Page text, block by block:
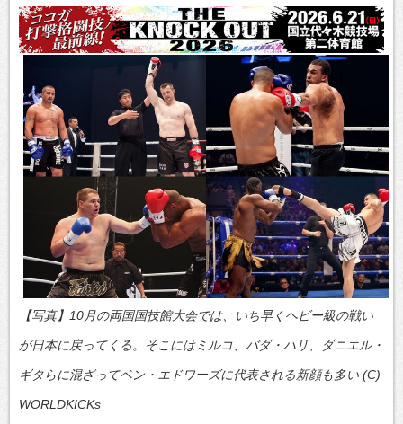
【写真】10月の両国国技館大会では、いち早くヘビー級の戦い
が日本に戻ってくる。そこにはミルコ、バダ・ハリ、ダニエル・
ギタらに混ざってベン・エドワーズに代表される新顔も多い (C)
WORLDKICKs